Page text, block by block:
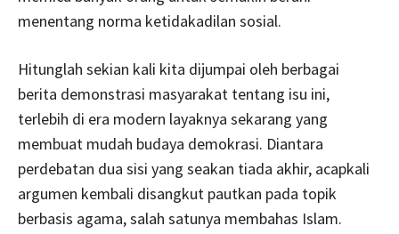
menentang norma ketidakadilan sosial.
Hitunglah sekian kali kita dijumpai oleh berbagai
berita demonstrasi masyarakat tentang isu ini,
terlebih di era modern layaknya sekarang yang
membuat mudah budaya demokrasi. Diantara
perdebatan dua sisi yang seakan tiada akhir, acapkali
argumen kembali disangkut pautkan pada topik
berbasis agama, salah satunya membahas Islam.